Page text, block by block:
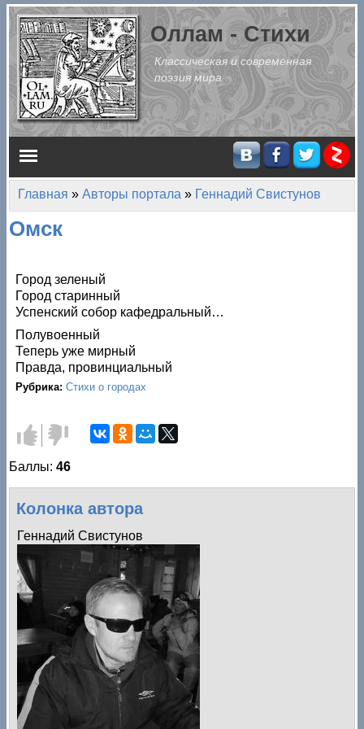
Перейти к основному содержанию
Оллам - Стихи
Классическая и современная
поэзия мира
Главное меню
Вы здесь
Главная » Авторы портала » Геннадий Свистунов
Омск
Город зеленый
Город старинный
Успенский собор кафедральный…
Полувоенный
Теперь уже мирный
Правда, провинциальный
Рубрика:Стихи о городах
Голос
за!
Голос
против!
Баллы:46
Колонка автора
Геннадий Свистунов